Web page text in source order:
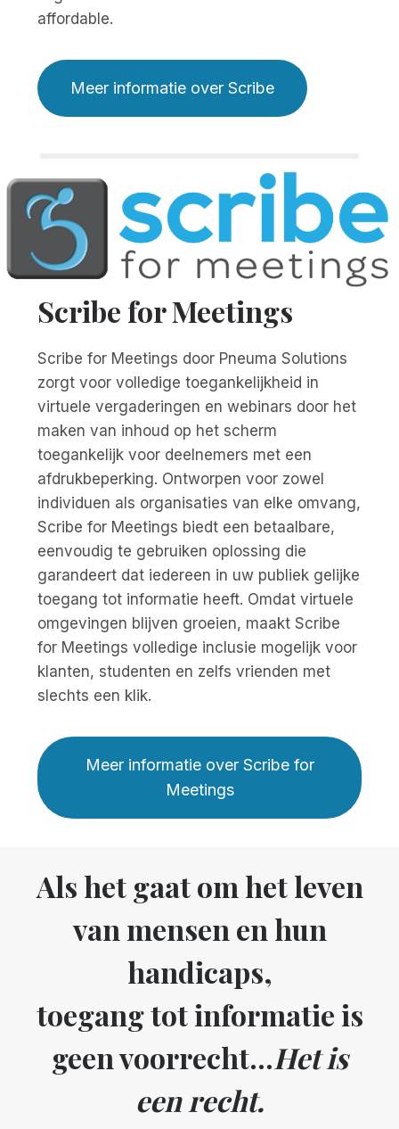
affordable.
Meer informatie over Scribe
Scribe for Meetings
Scribe for Meetings door Pneuma Solutions
zorgt voor volledige toegankelijkheid in
virtuele vergaderingen en webinars door het
maken van inhoud op het scherm
toegankelijk voor deelnemers met een
afdrukbeperking. Ontworpen voor zowel
individuen als organisaties van elke omvang,
Scribe for Meetings biedt een betaalbare,
eenvoudig te gebruiken oplossing die
garandeert dat iedereen in uw publiek gelijke
toegang tot informatie heeft. Omdat virtuele
omgevingen blijven groeien, maakt Scribe
for Meetings volledige inclusie mogelijk voor
klanten, studenten en zelfs vrienden met
slechts een klik.
Meer informatie over Scribe for
Meetings
Als het gaat om het leven
van mensen en hun
handicaps,
toegang tot informatie is
geen voorrecht...Het is
een recht.